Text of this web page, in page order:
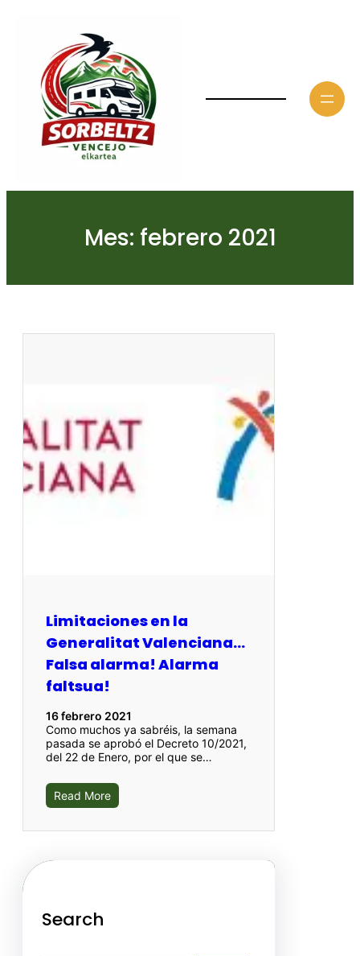
Mes: febrero 2021
Limitaciones en la
Generalitat Valenciana…
Falsa alarma! Alarma
faltsua!
16 febrero 2021
Como muchos ya sabréis, la semana
pasada se aprobó el Decreto 10/2021,
del 22 de Enero, por el que se…
Read More
Search